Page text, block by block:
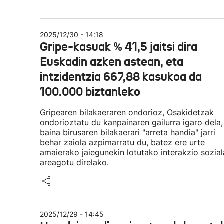
2025/12/30 - 14:18
Gripe-kasuak % 41,5 jaitsi dira
Euskadin azken astean, eta
intzidentzia 667,88 kasukoa da
100.000 biztanleko
Gripearen bilakaeraren ondorioz, Osakidetzak
ondorioztatu du kanpainaren gailurra igaro dela,
baina birusaren bilakaerari "arreta handia" jarri
behar zaiola azpimarratu du, batez ere urte
amaierako jaiegunekin lotutako interakzio
areagotu direlako.
2025/12/29 - 14:45